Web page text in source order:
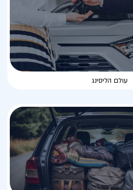
עולם הליסינג